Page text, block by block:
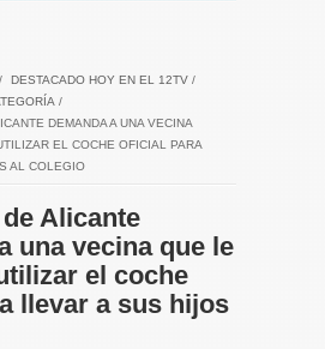
/ DESTACADO HOY EN EL 12TV /
/
DEMANDA A UNA VECINA
EL COCHE OFICIAL PARA
AL COLEGIO
Alicante
una vecina que le
el coche
llevar a sus hijos